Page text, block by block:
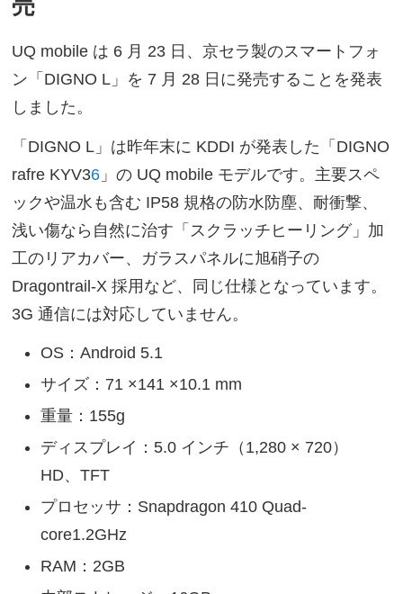
売
UQ mobile は 6 月 23 日、京セラ製のスマートフォ
ン「DIGNO L」を 7 月 28 日に発売することを発表
しました。
「DIGNO L」は昨年末に KDDI が発表した「DIGNO
rafre KYV36 」の UQ mobile モデルです。主要スペ
ックや温水も含む IP58 規格の防水防塵、耐衝撃、
浅い傷なら自然に治す「スクラッチヒーリング」加
工のリアカバー、ガラスパネルに旭硝子の
Dragontrail-X 採用など、同じ仕様となっています。
3G 通信には対応していません。
OS：Android 5.1
サイズ：71 ×141 ×10.1 mm
重量：155g
ディスプレイ：5.0 インチ（1,280 × 720）
HD、TFT
プロセッサ：Snapdragon 410 Quad-
core1.2GHz
RAM：2GB